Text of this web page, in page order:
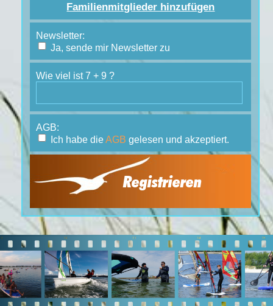
Familienmitglieder hinzufügen
Newsletter:
Ja, sende mir Newsletter zu
Wie viel ist 7 + 9 ?
AGB:
Ich habe dieAGB gelesen und akzeptiert.
Registrieren